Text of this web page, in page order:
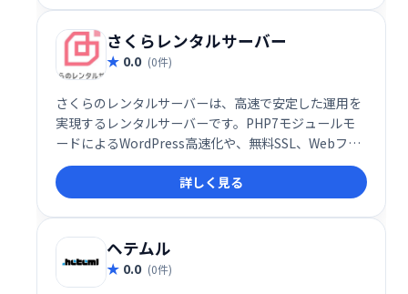
さくらレンタルサーバー
0.0 (0件)
さくらのレンタルサーバーは、高速で安定した運用を
実現するレンタルサーバーです。PHP7モジュールモ
ードによるWordPress高速化や、無料SSL、Webフォ
ント、バックアップ機能など、Webサイト制作に便利
な機能が充実しています。ドメイン取得やWordPress
インストールも簡単に行え、スムーズなサイト構築を
サポートします。安心してウェブサイト運営を始めら
れる、初心者にもおすすめのサービスです。
詳しく見る
ヘテムル
0.0 (0件)